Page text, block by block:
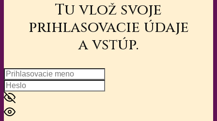
Tu vlož svoje
prihlasovacie údaje
a vstúp.